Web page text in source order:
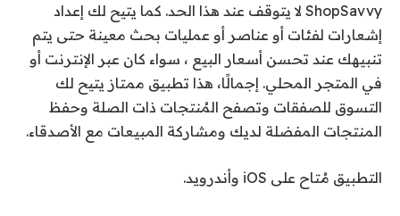
ShopSavvy لا يتوقف عند هذا الحد. كما يتيح لك إعداد
إشعارات لفئات أو عناصر أو عمليات بحث معينة حتى يتم
تنبيهك عند تحسن أسعار البيع ، سواء كان عبر الإنترنت أو
في المتجر المحلي. إجمالًا، هذا تطبيق ممتاز يتيح لك
التسوق للصفقات وتصفح المُنتجات ذات الصلة وحفظ
المنتجات المفضلة لديك ومشاركة المبيعات مع الأصدقاء.
التطبيق مُتاح على iOS وأندرويد.